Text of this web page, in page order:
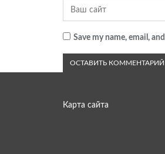
Save my name, email,
Карта сайта